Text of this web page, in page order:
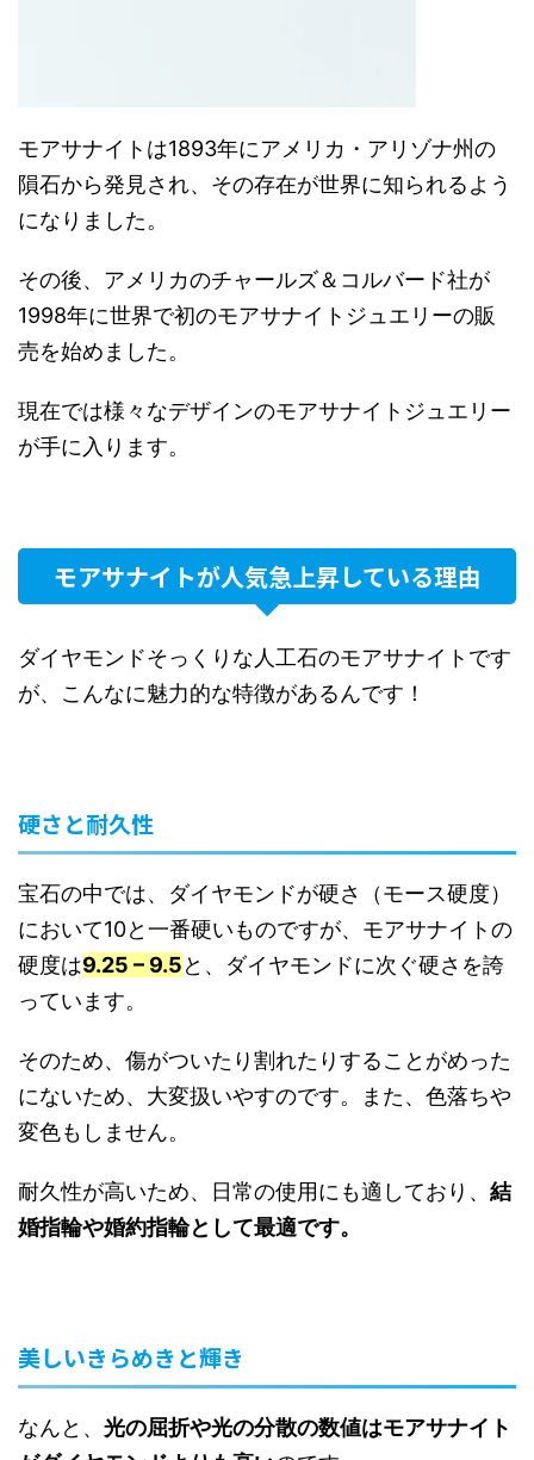
モアサナイトは1893年にアメリカ・アリゾナ州の
隕石から発見され、その存在が世界に知られるよう
になりました。
その後、アメリカのチャールズ＆コルバード社が
1998年に世界で初のモアサナイトジュエリーの販
売を始めました。
現在では様々なデザインのモアサナイトジュエリー
が手に入ります。
モアサナイトが人気急上昇している理由
ダイヤモンドそっくりな人工石のモアサナイトです
が、こんなに魅力的な特徴があるんです！
硬さと耐久性
宝石の中では、ダイヤモンドが硬さ（モース硬度）
において10と一番硬いものですが、モアサナイトの
硬度は9.25 – 9.5と、ダイヤモンドに次ぐ硬さを誇
っています。
そのため、傷がついたり割れたりすることがめった
にないため、大変扱いやすのです。また、色落ちや
変色もしません。
耐久性が高いため、日常の使用にも適しており、 結
婚指輪や婚約指輪として最適です。
美しいきらめきと輝き
なんと、 光の屈折や光の分散の数値はモアサナイト